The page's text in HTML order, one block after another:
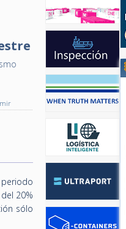
20%
sólo